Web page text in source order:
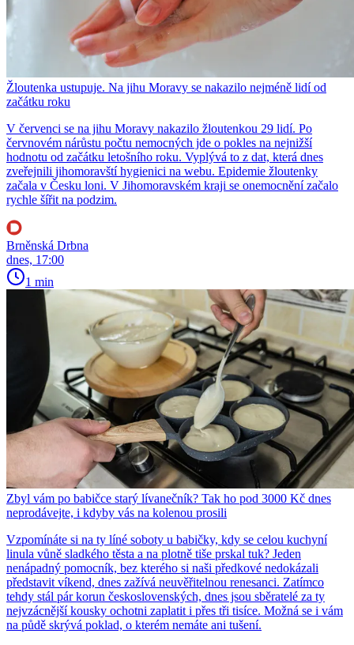
Žloutenka ustupuje. Na jihu Moravy se nakazilo nejméně lidí od
začátku roku
V červenci se na jihu Moravy nakazilo žloutenkou 29 lidí. Po
červnovém nárůstu počtu nemocných jde o pokles na nejnižší
hodnotu od začátku letošního roku. Vyplývá to z dat, která dnes
zveřejnili jihomoravští hygienici na webu. Epidemie žloutenky
začala v Česku loni. V Jihomoravském kraji se onemocnění začalo
rychle šířit na podzim.
Brněnská Drbna
dnes, 17:00
1 min
Zbyl vám po babičce starý lívanečník? Tak ho pod 3000 Kč dnes
neprodávejte, i kdyby vás na kolenou prosili
Vzpomínáte si na ty líné soboty u babičky, kdy se celou kuchyní
linula vůně sladkého těsta a na plotně tiše prskal tuk? Jeden
nenápadný pomocník, bez kterého si naši předkové nedokázali
představit víkend, dnes zažívá neuvěřitelnou renesanci. Zatímco
tehdy stál pár korun československých, dnes jsou sběratelé za ty
nejvzácnější kousky ochotni zaplatit i přes tři tisíce. Možná se i vám
na půdě skrývá poklad, o kterém nemáte ani tušení.